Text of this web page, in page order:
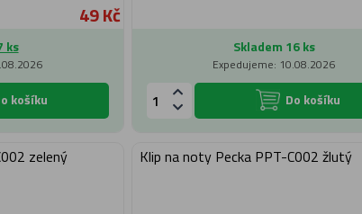
49 Kč
ks
košíku
Skladem 16 ks
Expedujeme: 10.08.2026
Do košíku
zelený Klip na noty Pecka PPT-C002 žlutý